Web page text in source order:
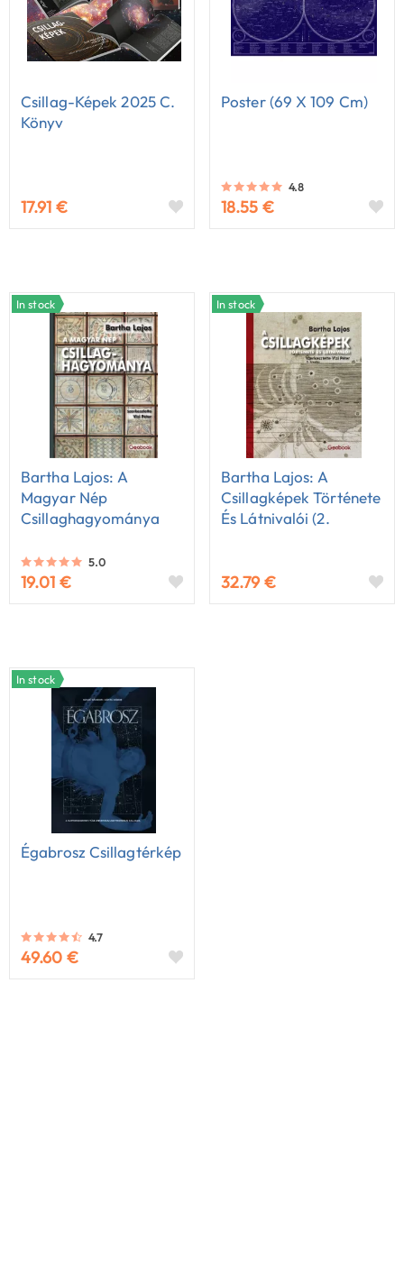
Csillag-Képek 2025 C.
Könyv
17.91 €
Poster (69 X 109 Cm)
4.8
18.55 €
In stock
Bartha Lajos: A
Magyar Nép
Csillaghagyománya
5.0
19.01 €
In stock
Bartha Lajos: A
Csillagképek Története
És Látnivalói (2.
32.79 €
In stock
Égabrosz Csillagtérkép
4.7
49.60 €